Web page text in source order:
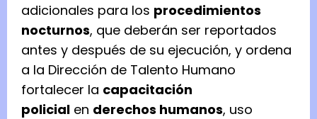
adicionales para los procedimientos
nocturnos, que deberán ser reportados
antes y después de su ejecución, y ordena
a la Dirección de Talento Humano
fortalecer la capacitación
policial en derechos humanos, uso